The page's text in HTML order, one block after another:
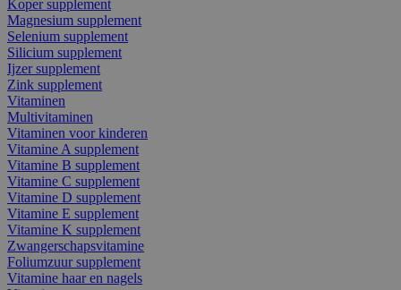
Koper supplement
Magnesium supplement
Selenium supplement
Silicium supplement
Ijzer supplement
Zink supplement
Vitaminen
Multivitaminen
Vitaminen voor kinderen
Vitamine A supplement
Vitamine B supplement
Vitamine C supplement
Vitamine D supplement
Vitamine E supplement
Vitamine K supplement
Zwangerschapsvitamine
Foliumzuur supplement
Vitamine haar en nagels